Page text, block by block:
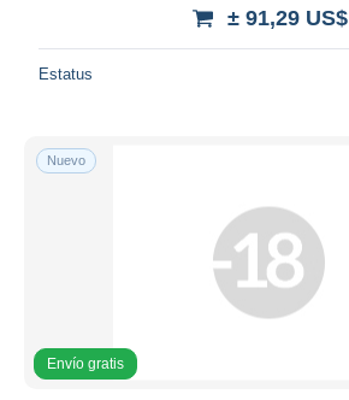
± 91,29 US$
Estatus
Nuevo
Envío gratis